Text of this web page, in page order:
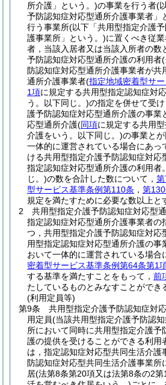
所介護」という。)の事業を行う者(
予防認知症対応型通所介護事業者」
行う事業所(以下「共用型指定介護
護事業所」という。)に置くべき従
者，当該入居者又は当該入所者の数
予防認知症対応型通所介護の利用者(
防認知症対応型通所介護事業者が共
通所介護事業者(指定地域密着型サ
1項に規定する共用型指定認知症対
う。以下同じ。)の指定を併せて受
護予防認知症対応型通所介護の事業
応型通所介護(同項に規定する共用
介護をいう。以下同じ。)の事業と
一体的に運営されている場合にあっ
ける共用型指定介護予防認知症対応
指定認知症対応型通所介護の利用者。
じ。)の数を合計した数について，
型サービス基準条例第110条 ， 第
規定を満たすために必要な数以上と
2
共用型指定介護予防認知症対応型
指定認知症対応型通所介護事業者の
つ，共用型指定介護予防認知症対応
用型指定認知症対応型通所介護の事
おいて一体的に運営されている場合
密着型サービス基準条例第64条第1
する基準を満たすことをもって， 前
たしているものとみなすことができ
(利用定員等)
第9条
共用型指定介護予防認知症対
用定員(当該共用型指定介護予防認
所において同時に共用型指定介護予
護の提供を受けることができる利用
は，指定認知症対応型共同生活介護
防認知症対応型共同生活介護事業所
居(法第8条第20項又は法第8条の2